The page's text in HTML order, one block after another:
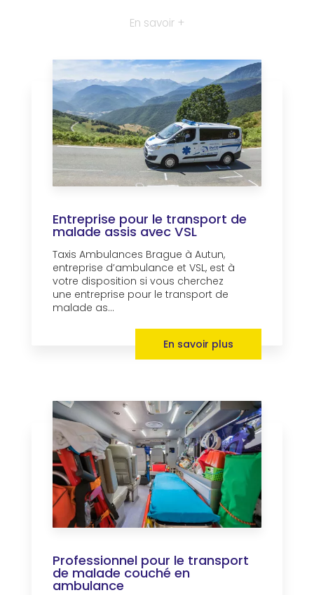
En savoir +
Entreprise pour le transport de
malade assis avec VSL
Taxis Ambulances Brague à Autun,
entreprise d’ambulance et VSL, est à
votre disposition si vous cherchez
une entreprise pour le transport de
malade as...
En savoir plus
Professionnel pour le transport
de malade couché en
ambulance